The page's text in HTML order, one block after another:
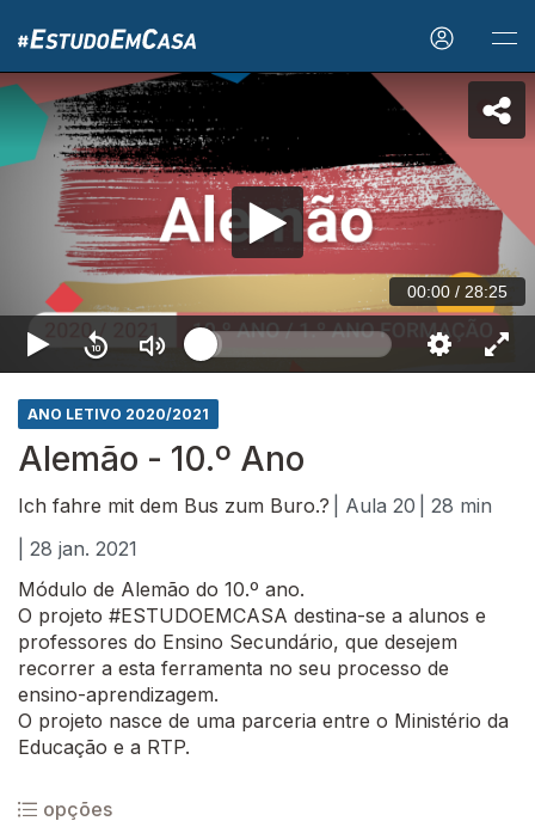
00:00 / 28:25
ANO LETIVO 2020/2021
Alemão - 10.º Ano
Ich fahre mit dem Bus zum Buro.? | Aula 20
| 28 min
| 28 jan. 2021
Módulo de Alemão do 10.º ano.
O projeto #ESTUDOEMCASA destina-se a alunos e
professores do Ensino Secundário, que desejem
recorrer a esta ferramenta no seu processo de
ensino-aprendizagem.
O projeto nasce de uma parceria entre o Ministério da
Educação e a RTP.
opções